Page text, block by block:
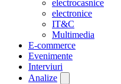
electrocasnice
electronice
IT&C
Multimedia
E-commerce
Evenimente
Interviuri
Analize